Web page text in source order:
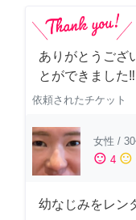
ありがとうござ
とができました‼️
依頼されたチケット
女性 /
sentiment_satisfied 4 sentiment_neutral
幼なじみをレン